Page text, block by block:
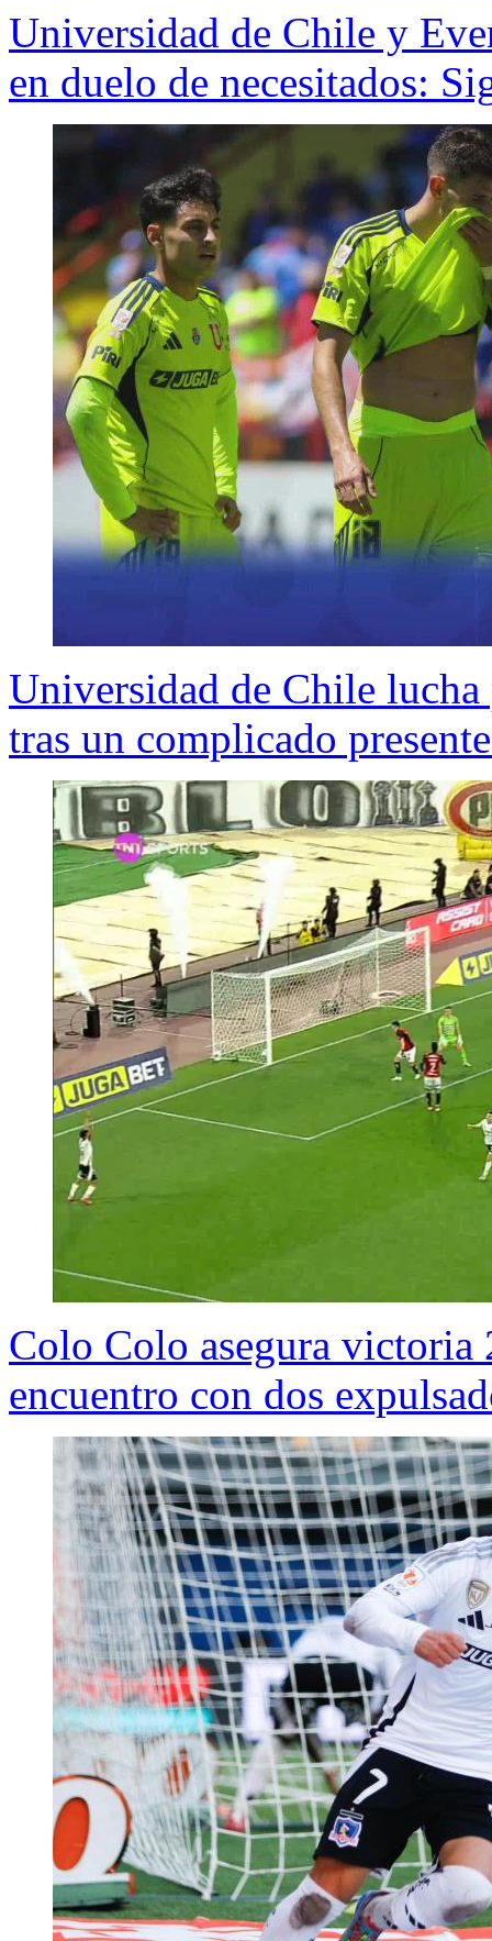
Universidad de Chile y
en duelo de necesitados:
Universidad de Chile lucha
tras un complicado
Colo Colo asegura victoria
encuentro con dos